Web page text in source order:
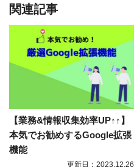
関連記事
【業務&情報収集効率UP↑↑】
本気でお勧めするGoogle拡張
機能
更新日：2023.12.26